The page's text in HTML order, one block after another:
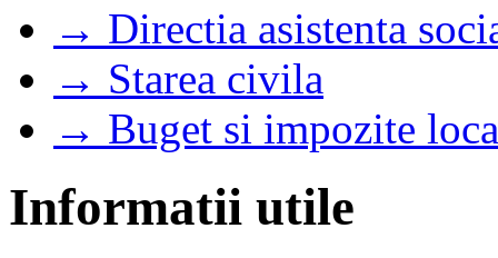
→ Directia asistenta
→ Starea civila
→ Buget si impozite
Informatii utile